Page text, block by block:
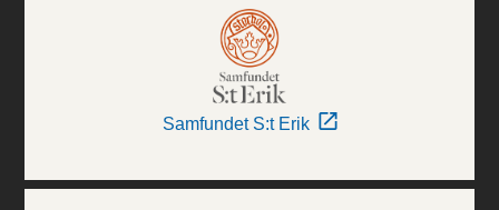
Samfundet S:t Erik